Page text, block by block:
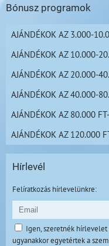
Bónusz programok
AJÁNDÉKOK AZ 3.000-
AJÁNDÉKOK AZ 10.000-
AJÁNDÉKOK AZ 20.000-
AJÁNDÉKOK AZ 40.000-
AJÁNDÉKOK AZ 80.000
AJÁNDÉKOK AZ 120.000
Hírlevél
Felíratkozás hírlevelünkre:
Igen, szeretnék
ugyanakkor egyetértek a